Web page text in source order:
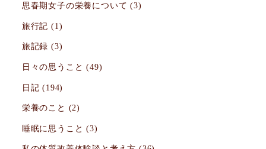
思春期女子の栄養について (3)
旅行記 (1)
旅記録 (3)
日々の思うこと (49)
日記 (194)
栄養のこと (2)
睡眠に思うこと (3)